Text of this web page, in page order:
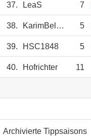
37. LeaS 7
38. KarimBelaRethy 5
39. HSC1848 5
40. Hofrichter 11
Archivierte Tippsaisons